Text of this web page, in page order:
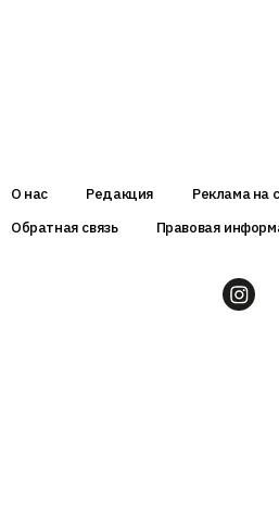
О нас Редакция
Реклама на
Обратная связь
Правовая